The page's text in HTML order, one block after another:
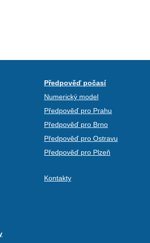
Předpověď počasí
Numerický model
Předpověď pro Prahu
Předpověď pro Brno
Předpověď pro Ostravu
Předpověď pro Plzeň
Kontakty